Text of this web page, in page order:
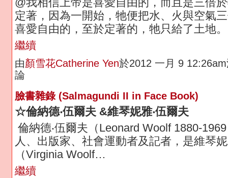
定著，因為一開始，牠便把水、火與空氣
喜愛自由的，至於定著的，牠只給了土地
繼續
由顏雪花Catherine Yen於2012 一月 9
論
臉書雜錄 (Salmagundi II in Face Book)
☆倫納德‧伍爾夫 &維琴妮雅‧伍爾夫
倫納德‧伍爾夫（Leonard Woolf 1880-
人、出版家、社會運動者及記者，是維琴
（Virginia Woolf…
繼續